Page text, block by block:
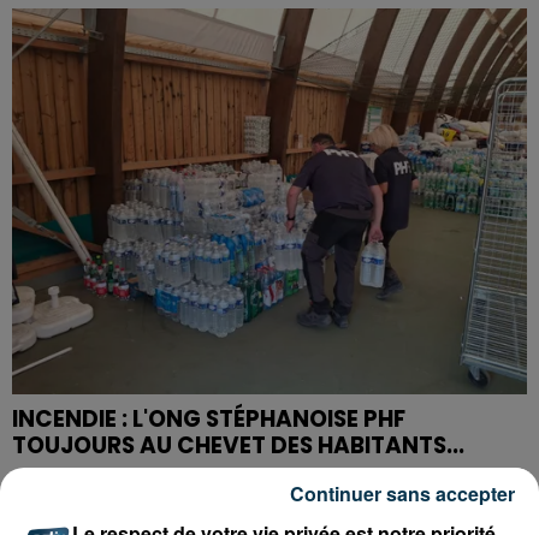
INCENDIE : L'ONG STÉPHANOISE PHF
TOUJOURS AU CHEVET DES HABITANTS...
Continuer sans accepter